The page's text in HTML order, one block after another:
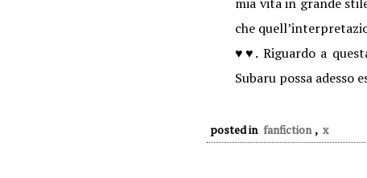
che
♥♥. Riguardo a
Subaru possa
posted in fanfiction , x